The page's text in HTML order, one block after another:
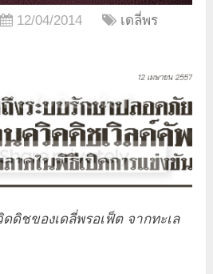
12/04/2014
เดลี่พร
ดิชของเดลี่พรอเฟ็ต จากทะเล